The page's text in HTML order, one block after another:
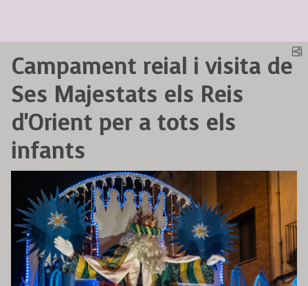
Campament reial i visita de
Ses Majestats els Reis
d'Orient per a tots els
infants